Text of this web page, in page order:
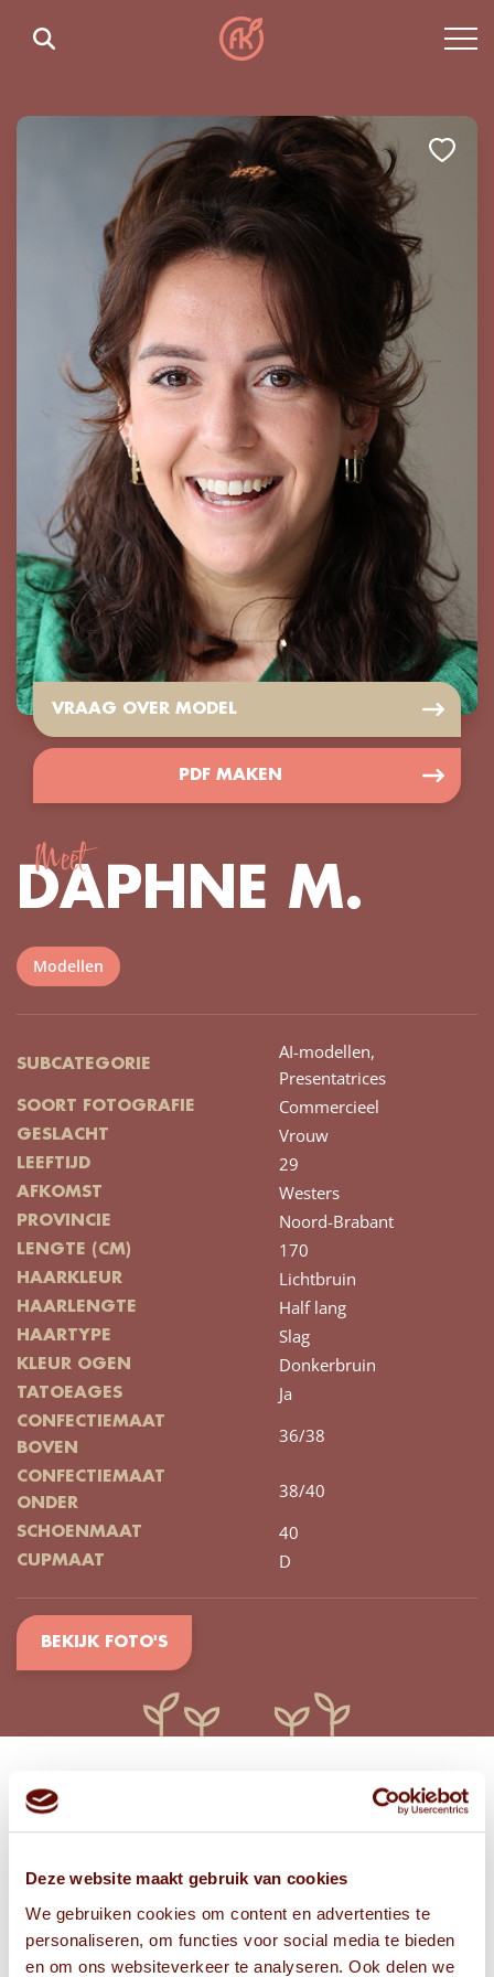
Deze website maakt gebruik van cookies
We gebruiken cookies om content en advertenties te
personaliseren, om functies voor social media te bieden
en om ons websiteverkeer te analyseren. Ook delen we
VRAAG OVER MODEL
PDF MAKEN
Meet
DAPHNE M.
Modellen
SUBCATEGORIE
AI-modellen,
Presentatrices
SOORT FOTOGRAFIE Commercieel
GESLACHT Vrouw
LEEFTIJD 29
AFKOMST Westers
PROVINCIE Noord-Brabant
LENGTE (CM) 170
HAARKLEUR Lichtbruin
HAARLENGTE Half lang
HAARTYPE Slag
KLEUR OGEN Donkerbruin
TATOEAGES Ja
CONFECTIEMAAT
BOVEN
36/38
CONFECTIEMAAT
ONDER
38/40
SCHOENMAAT 40
CUPMAAT D
BEKIJK FOTO'S
Bekijk
FOTO'S